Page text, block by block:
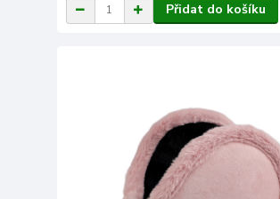
Přidat do košíku